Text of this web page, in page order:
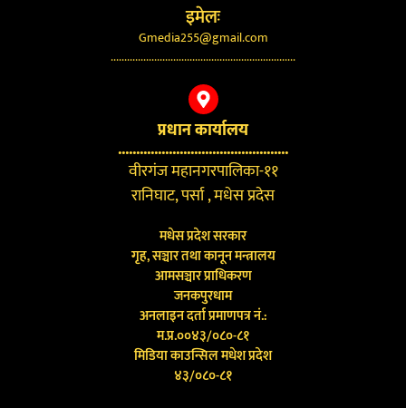
इमेलः
Gmedia255@gmail.com
....................................................................
प्रधान कार्यालय
...............................................
वीरगंज महानगरपालिका-११
रानिघाट, पर्सा , मधेस प्रदेस
मधेस प्रदेश सरकार
गृह, सञ्चार तथा कानून मन्त्रालय
आमसञ्चार प्राधिकरण
जनकपुरधाम
अनलाइन दर्ता प्रमाणपत्र नं.:
म.प्र.००४३/०८०-८१
मिडिया काउन्सिल मधेश प्रदेश
४३/०८०-८१